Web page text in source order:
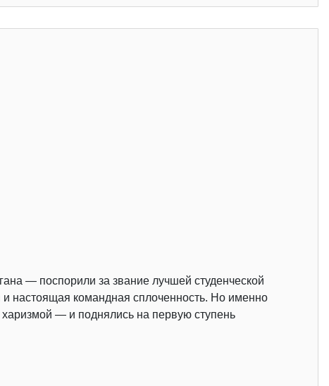
— поспорили за звание лучшей студенческой
настоящая командная сплоченность. Но именно
— и поднялись на первую ступень